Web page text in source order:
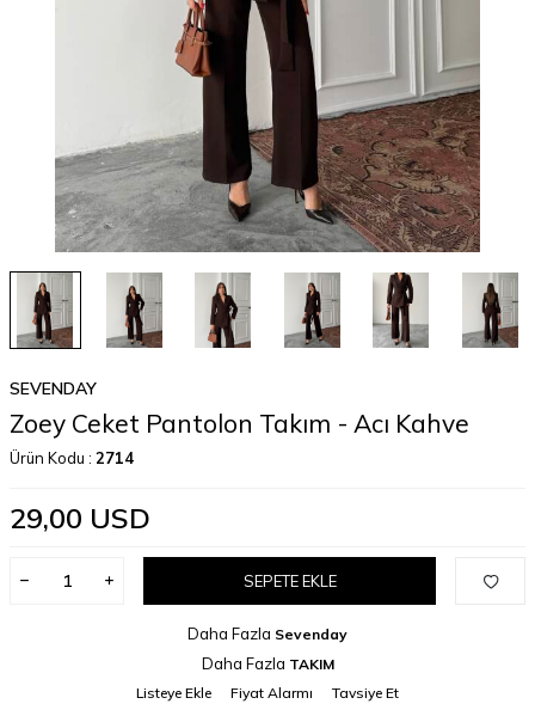
SEVENDAY
Zoey Ceket Pantolon Takım - Acı Kahve
Ürün Kodu : 2714
29,00 USD
SEPETE EKLE
Daha Fazla Sevenday
Daha Fazla TAKIM
Listeye Ekle
Fiyat Alarmı Tavsiye Et